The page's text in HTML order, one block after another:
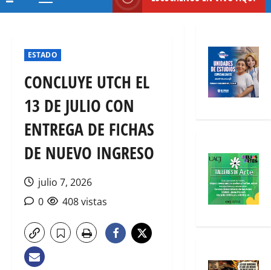
Menú
ESTADO
CONCLUYE UTCH EL
13 DE JULIO CON
ENTREGA DE FICHAS
DE NUEVO INGRESO
julio 7, 2026
0
408 vistas